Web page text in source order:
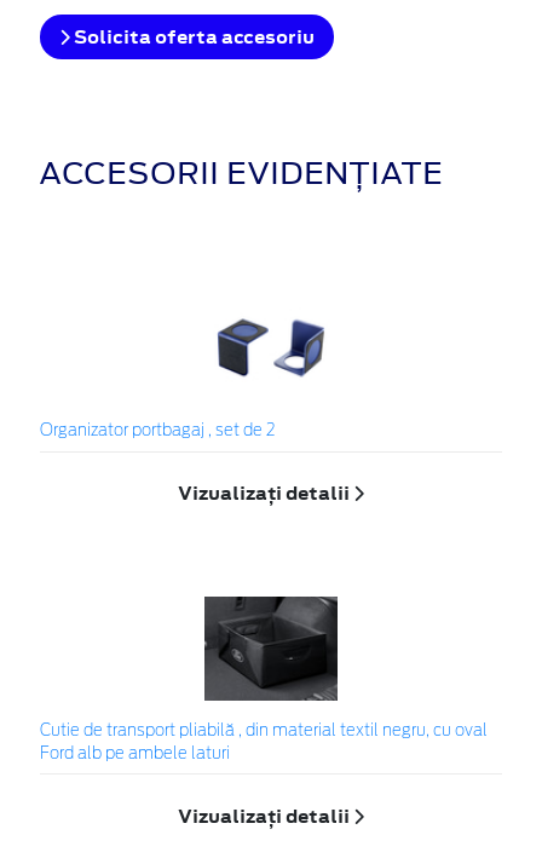
Solicita oferta accesoriu
ACCESORII EVIDENȚIATE
Organizator portbagaj , set de 2
Vizualizați detalii
Cutie de transport pliabilă , din material textil negru, cu oval
Ford alb pe ambele laturi
Vizualizați detalii